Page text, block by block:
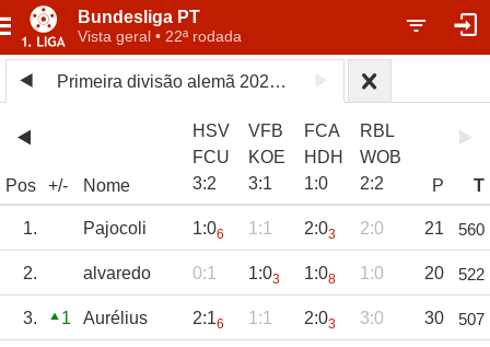
Bundesliga PT
Vista geral • 22ª rodada
Primeira divisão alemã 2025/26
Pos +/- Nome
HSV
FCU
3:2
VFB
KOE
3:1
FCA
HDH
1:0
RBL
WOB
2:2 P T
1. Pajocoli 1:06 1:1 2:03 2:0 21 560
2. alvaredo 0:1 1:03 1:08 1:0 20 522
3. 1 Aurélius 2:16 1:1 2:03 3:0 30 507